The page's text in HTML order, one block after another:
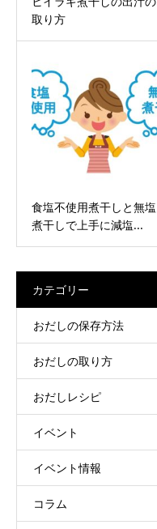
取り方
食塩不使用煮干しと無塩
煮干しで上手に減塩...
カテゴリー
おだしの保存方法
おだしの取り方
おだしレシピ
イベント
イベント情報
コラム